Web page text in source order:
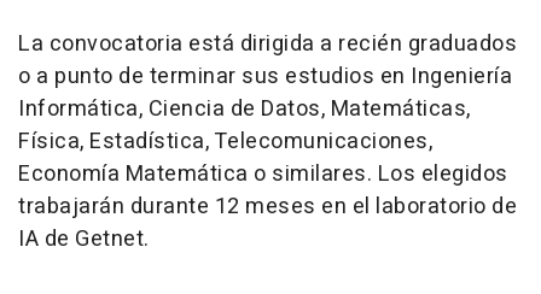
La convocatoria está dirigida a recién graduados
o a punto de terminar sus estudios en Ingeniería
Informática, Ciencia de Datos, Matemáticas,
Física, Estadística, Telecomunicaciones,
Economía Matemática o similares. Los elegidos
trabajarán durante 12 meses en el laboratorio de
IA de Getnet.